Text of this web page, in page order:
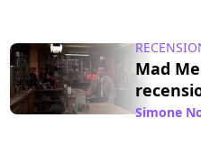
Mad
Simone